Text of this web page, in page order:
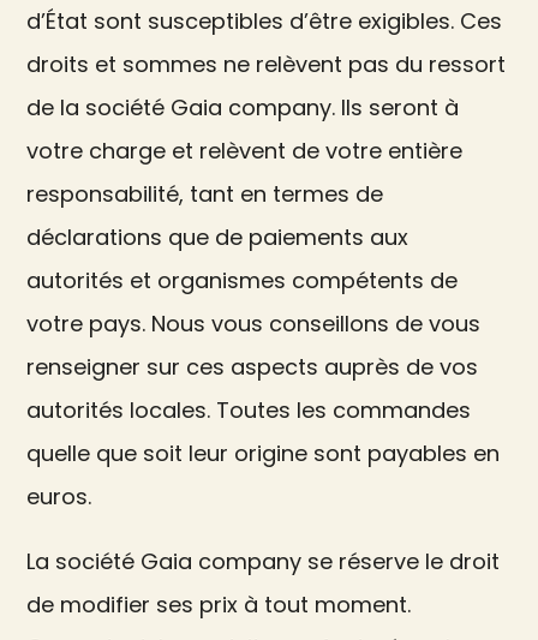
d’État sont susceptibles d’être exigibles. Ces
droits et sommes ne relèvent pas du ressort
de la société Gaia company. Ils seront à
votre charge et relèvent de votre entière
responsabilité, tant en termes de
déclarations que de paiements aux
autorités et organismes compétents de
votre pays. Nous vous conseillons de vous
renseigner sur ces aspects auprès de vos
autorités locales. Toutes les commandes
quelle que soit leur origine sont payables en
euros.
La société Gaia company se réserve le droit
de modifier ses prix à tout moment.